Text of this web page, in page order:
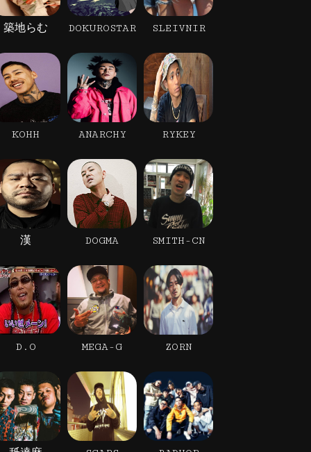
築地らむ DOKUROSTAR SLEIVNIR
KOHH ANARCHY RYKEY
漢 DOGMA SMITH-CN
D.O MEGA-G ZORN